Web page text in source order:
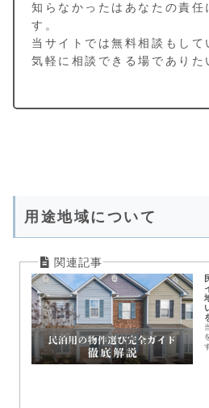
知らなかったはあなたの責任
す。
当サイトでは無料相談もして
気軽に相談できる場でありた
用途地域について